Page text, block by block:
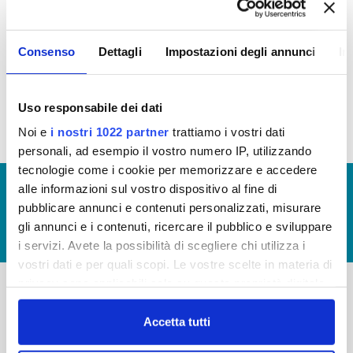
Consenso Dettagli Impostazioni degli annunci
Uso responsabile dei dati
Noi e i nostri 1022 partner trattiamo i vostri dati
personali, ad esempio il vostro numero IP, utilizzando
tecnologie come i cookie per memorizzare e accedere
alle informazioni sul vostro dispositivo al fine di
pubblicare annunci e contenuti personalizzati, misurare
gli annunci e i contenuti, ricercare il pubblico e sviluppare
i servizi. Avete la possibilità di scegliere chi utilizza i
vostri dati e per quali scopi. Le vostre scelte in materia di
in cui avete effettuato le vostre scelte. È possibile
modificare o revocare il proprio consenso in qualsiasi
momento dalla Dichiarazione sui cookie o facendo clic
Accetta tutti
Regolamento per i criteri di ammissione agli atti di
© Copyright 2017 - 2026
GLOSSARIO
GIUDICA IL SERVIZIO
LAVORA CON NOI
Publiacqua S.p.A
-
FAQ